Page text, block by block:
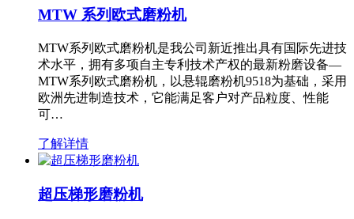
MTW 系列欧式磨粉机
MTW系列欧式磨粉机是我公司新近推出具有国际先进技
术水平，拥有多项自主专利技术产权的最新粉磨设备—
MTW系列欧式磨粉机，以悬辊磨粉机9518为基础，采用
欧洲先进制造技术，它能满足客户对产品粒度、性能
可…
了解详情
超压梯形磨粉机